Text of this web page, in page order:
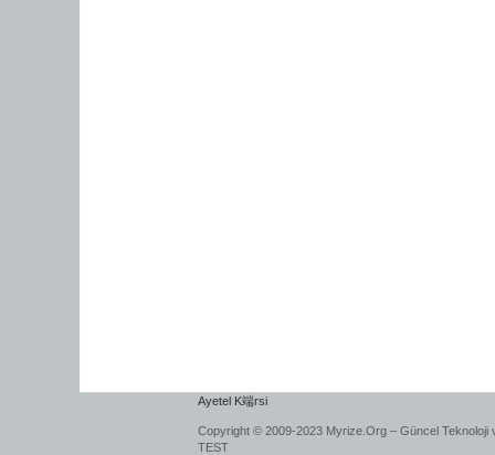
Ayetel K端rsi
Copyright © 2009-2023 Myrize.Org – Güncel Teknoloji
TEST